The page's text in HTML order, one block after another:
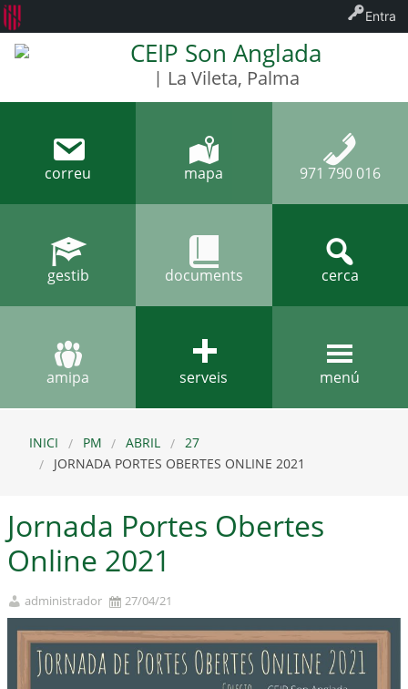
CEIP Son Anglada
| La Vileta, Palma
correu mapa 971 790 016
gestib documents cerca
amipa serveis menú
INICI PM ABRIL
27
JORNADA PORTES OBERTES ONLINE 2021
Jornada Portes Obertes
Online 2021
administrador 27/04/21
Entra